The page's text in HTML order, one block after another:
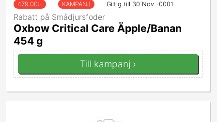
479.00:- KAMPANJ Giltig till 30 Nov -0001
Rabatt på Smådjursfoder
Oxbow Critical Care Äpple/Banan
454 g
Till kampanj ›